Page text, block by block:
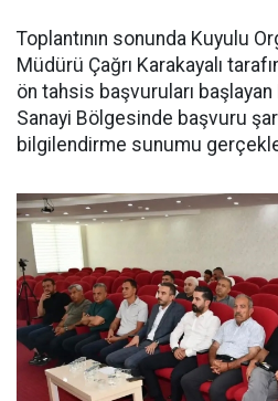
Toplantının sonunda Kuyulu
Müdürü Çağrı Karakayalı
ön tahsis başvuruları
Sanayi Bölgesinde başvuru
bilgilendirme sunumu